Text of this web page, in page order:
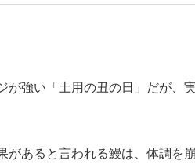
が強い「土用の丑の日」だが、
があると言われる鰻は、体調を